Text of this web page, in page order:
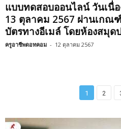
แบบทดสอบออนไลน์ วันเนื่
13 ตุลาคม 2567 ผ่านเกณ
บัตรทางอีเมล์ โดยห้องสมุด
ครูอาชีพดอทคอม - 12 ตุลาคม 2567
1 2